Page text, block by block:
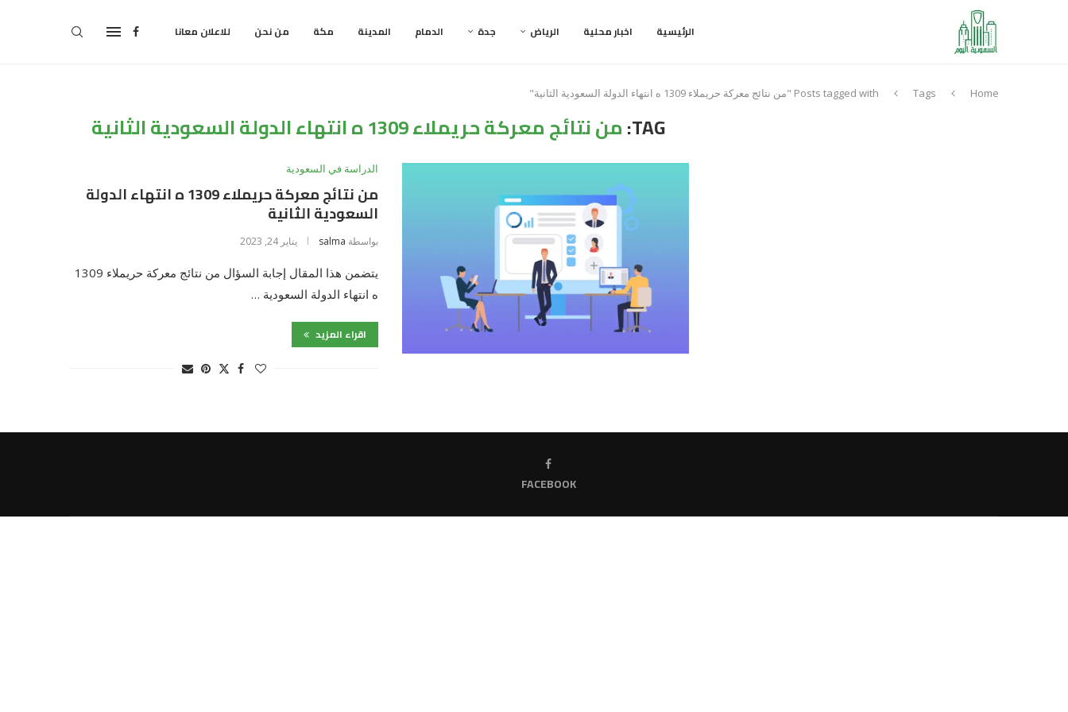
الرئيسية اخبار محلية الرياض جدة الدمام المدينة مكة من نحن للاعلان معانا
Home
Tags Posts tagged with "من نتائج معركة حريملاء 1309 ه انتهاء الدولة السعودية الثانية"
TAG: من نتائج معركة حريملاء 1309 ه انتهاء الدولة السعودية الثانية
الدراسة في السعودية
من نتائج معركة حريملاء 1309 ه انتهاء الدولة
السعودية الثانية
بواسطة salma يناير 24, 2023
يتضمن هذا المقال إجابة السؤال من نتائج معركة حريملاء 1309
ه انتهاء الدولة السعودية …
اقراء المزيد
FACEBOOK